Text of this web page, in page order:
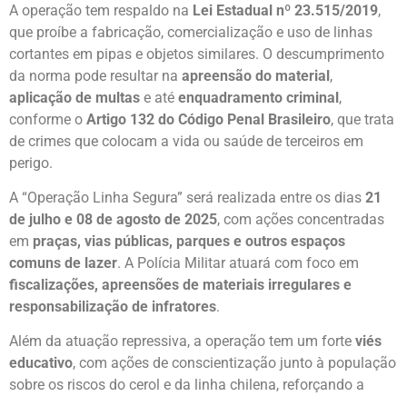
A operação tem respaldo na Lei Estadual nº 23.515/2019,
que proíbe a fabricação, comercialização e uso de linhas
cortantes em pipas e objetos similares. O descumprimento
da norma pode resultar na apreensão do material,
aplicação de multas e até enquadramento criminal,
conforme o Artigo 132 do Código Penal Brasileiro, que trata
de crimes que colocam a vida ou saúde de terceiros em
perigo.
A “Operação Linha Segura” será realizada entre os dias 21
de julho e 08 de agosto de 2025, com ações concentradas
em praças, vias públicas, parques e outros espaços
comuns de lazer. A Polícia Militar atuará com foco em
fiscalizações, apreensões de materiais irregulares e
responsabilização de infratores.
Além da atuação repressiva, a operação tem um forte viés
educativo, com ações de conscientização junto à população
sobre os riscos do cerol e da linha chilena, reforçando a